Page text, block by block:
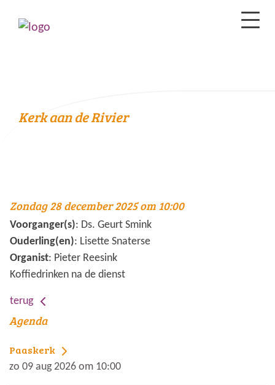
Kerk aan de Rivier
Zondag 28 december 2025 om 10:00
Voorganger(s): Ds. Geurt Smink
Ouderling(en): Lisette Snaterse
Organist: Pieter Reesink
Koffiedrinken na de dienst
terug
Agenda
Paaskerk
zo 09 aug 2026 om 10:00